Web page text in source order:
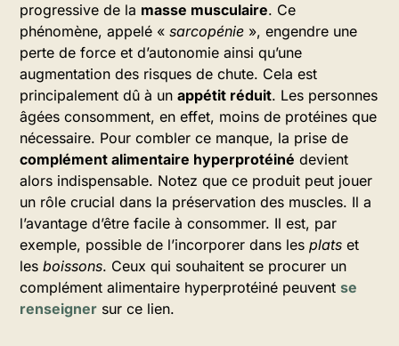
progressive de la masse musculaire. Ce
phénomène, appelé « sarcopénie », engendre une
perte de force et d’autonomie ainsi qu’une
augmentation des risques de chute. Cela est
principalement dû à un appétit réduit. Les personnes
âgées consomment, en effet, moins de protéines que
nécessaire. Pour combler ce manque, la prise de
complément alimentaire hyperprotéiné devient
alors indispensable. Notez que ce produit peut jouer
un rôle crucial dans la préservation des muscles. Il a
l’avantage d’être facile à consommer. Il est, par
exemple, possible de l’incorporer dans les plats et
les boissons. Ceux qui souhaitent se procurer un
complément alimentaire hyperprotéiné peuvent se
renseigner sur ce lien.